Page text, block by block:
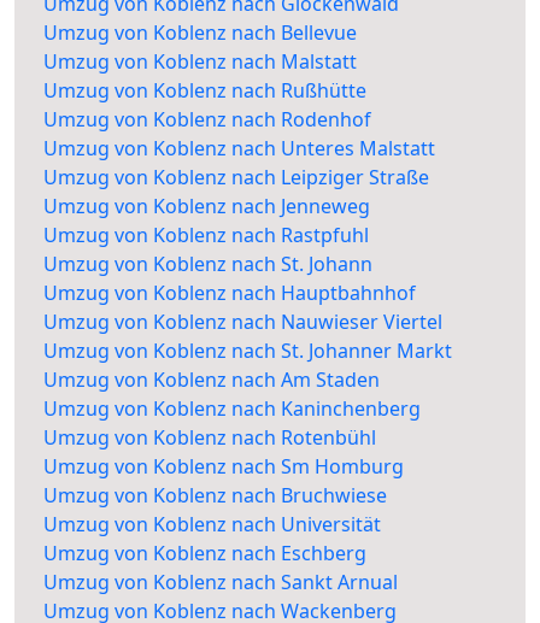
Umzug von Koblenz nach Bellevue
Umzug von Koblenz nach Malstatt
Umzug von Koblenz nach Rußhütte
Umzug von Koblenz nach Rodenhof
Umzug von Koblenz nach Unteres Malstatt
Umzug von Koblenz nach Leipziger Straße
Umzug von Koblenz nach Jenneweg
Umzug von Koblenz nach Rastpfuhl
Umzug von Koblenz nach St. Johann
Umzug von Koblenz nach Hauptbahnhof
Umzug von Koblenz nach Nauwieser Viertel
Umzug von Koblenz nach St. Johanner Markt
Umzug von Koblenz nach Am Staden
Umzug von Koblenz nach Kaninchenberg
Umzug von Koblenz nach Rotenbühl
Umzug von Koblenz nach Sm Homburg
Umzug von Koblenz nach Bruchwiese
Umzug von Koblenz nach Universität
Umzug von Koblenz nach Eschberg
Umzug von Koblenz nach Sankt Arnual
Umzug von Koblenz nach Wackenberg